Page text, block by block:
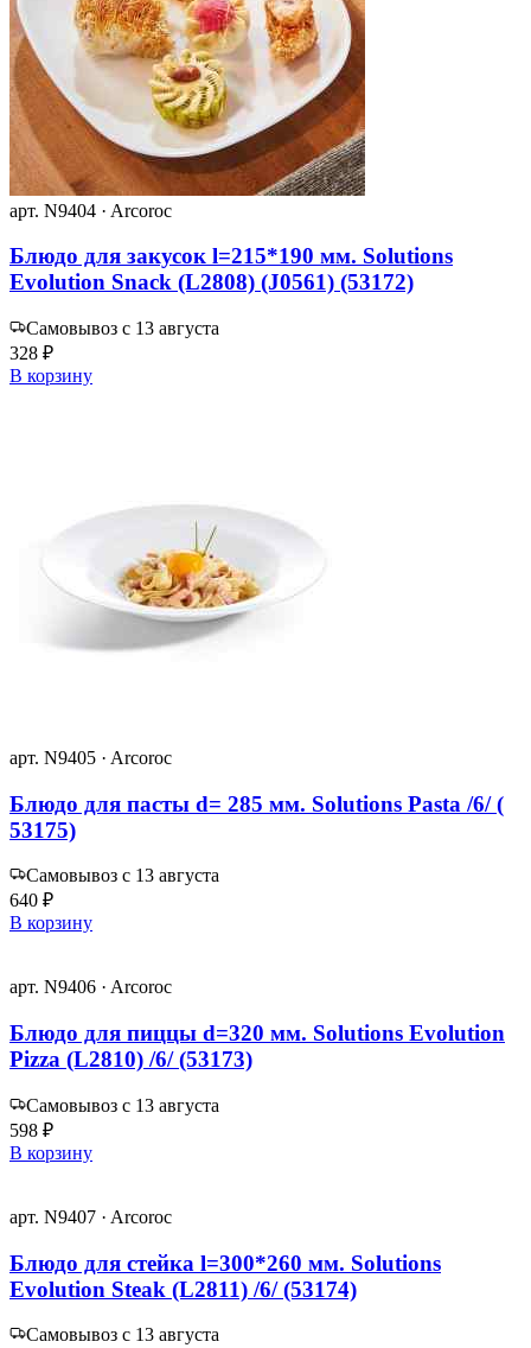
арт. N9404 · Arcoroc
Блюдо для закусок l=215*190 мм. Solutions
Evolution Snack (L2808) (J0561) (53172)
Самовывоз с 13 августа
328 ₽
В корзину
арт. N9405 · Arcoroc
Блюдо для пасты d= 285 мм. Solutions Pasta /6/ (
53175)
Самовывоз с 13 августа
640 ₽
В корзину
арт. N9406 · Arcoroc
Блюдо для пиццы d=320 мм. Solutions Evolution
Pizza (L2810) /6/ (53173)
Самовывоз с 13 августа
598 ₽
В корзину
арт. N9407 · Arcoroc
Блюдо для стейка l=300*260 мм. Solutions
Evolution Steak (L2811) /6/ (53174)
Самовывоз с 13 августа